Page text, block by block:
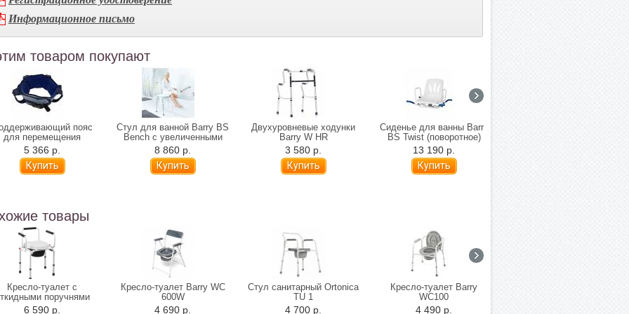
Информационное письмо
товаром покупают
пояс
для перемещения
Альцфикс
5 366 р.
Стул для ванной Barry BS
Bench с увеличенными
ножками
8 860 р.
Двухуровневые ходунки
Barry W HR
3 580 р.
Сиденье для ванны Barry
BS Twist (поворотное)
13 190 р.
товары
Кресло-туалет с
поручнями
Barry WC-Delux
6 590 р.
Кресло-туалет Barry WC
600W
4 690 р.
Стул санитарный Ortonica
TU 1
4 700 р.
Кресло-туалет Barry
WC100
4 490 р.